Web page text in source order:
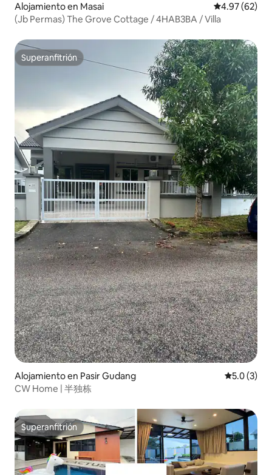
Alojamiento en Masai Calificación
4.97 (62)
(Jb Permas) The Grove Cottage / 4HAB3BA / Villa
Superanfitrión
Superanfitrión
Alojamiento en Pasir Gudang
5.0 (3)
CW Home | 半独栋
Superanfitrión
Superanfitrión